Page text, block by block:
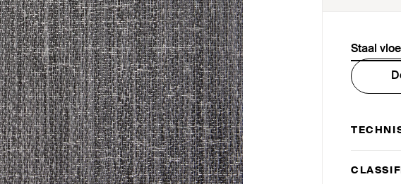
Staal